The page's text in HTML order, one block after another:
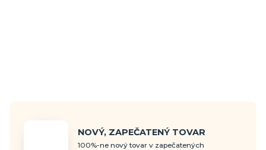
NOVÝ, ZAPEČATENÝ TOVAR
100%-ne nový tovar v zapečatených